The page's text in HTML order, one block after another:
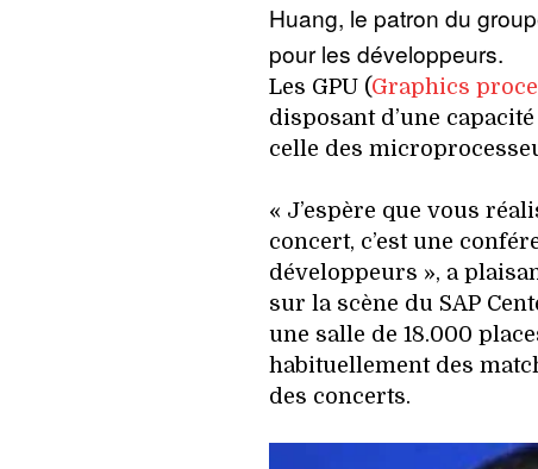
Huang, le patron du
pour les développeurs.
Les GPU (Graphics
disposant d’une
celle des
« J’espère que vous
concert, c’est une
développeurs », a
sur la scène du SAP
une salle de 18.000
habituellement des
des concerts.